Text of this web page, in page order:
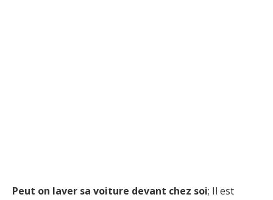
Peut on laver sa voiture devant chez soi; Il est